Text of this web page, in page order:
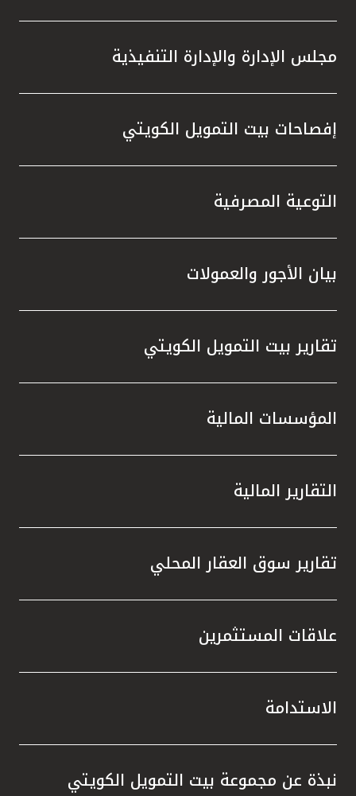
مجلس الإدارة والإدارة التنفيذية
إفصاحات بيت التمويل الكويتي
التوعية المصرفية
بيان الأجور والعمولات
تقارير بيت التمويل الكويتي
المؤسسات المالية
التقارير المالية
تقارير سوق العقار المحلي
علاقات المستثمرين
الاستدامة
نبذة عن مجموعة بيت التمويل الكويتي